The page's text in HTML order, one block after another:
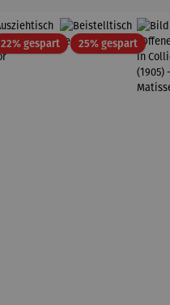
22% gespartRabatt25% gespartRabatt